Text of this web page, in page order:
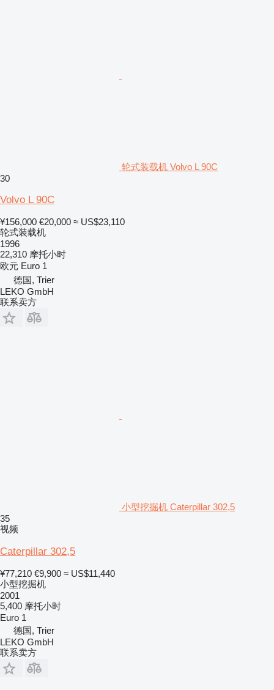
轮式装载机 Volvo L 90C
30
Volvo L 90C
¥156,000 €20,000 ≈ US$23,110
轮式装载机
1996
22,310 摩托小时
欧元 Euro 1
德国, Trier
LEKO GmbH
联系卖方
小型挖掘机 Caterpillar 302,5
35
视频
Caterpillar 302,5
¥77,210 €9,900 ≈ US$11,440
小型挖掘机
2001
5,400 摩托小时
Euro 1
德国, Trier
LEKO GmbH
联系卖方